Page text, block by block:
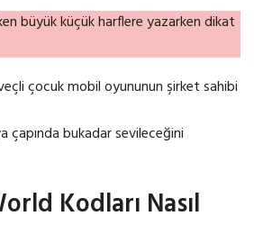
büyük küçük harflere yazarken dikat
çocuk mobil oyununun şirket sahibi
çapında bukadar sevileceğini
Kodları Nasıl